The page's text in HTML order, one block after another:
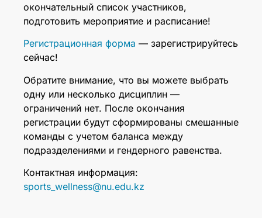
окончательный список участников,
подготовить мероприятие и расписание!
Регистрационная форма — зарегистрируйтесь
сейчас!
Обратите внимание, что вы можете выбрать
одну или несколько дисциплин —
ограничений нет. После окончания
регистрации будут сформированы смешанные
команды с учетом баланса между
подразделениями и гендерного равенства.
Контактная информация:
sports_wellness@nu.edu.kz